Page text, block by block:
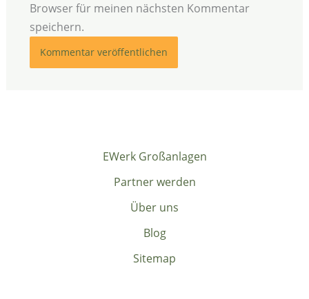
Browser für meinen nächsten Kommentar
speichern.
EWerk Großanlagen
Partner werden
Über uns
Blog
Sitemap